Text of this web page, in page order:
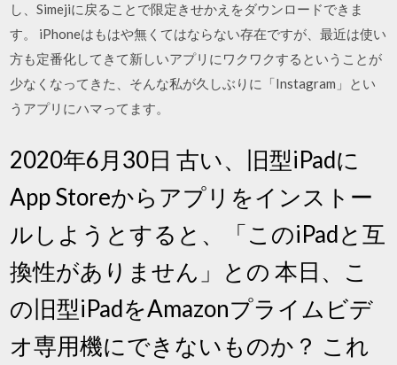
し、Simejiに戻ることで限定きせかえをダウンロードできま
す。 iPhoneはもはや無くてはならない存在ですが、最近は使い
方も定番化してきて新しいアプリにワクワクするということが
少なくなってきた、そんな私が久しぶりに「Instagram」とい
うアプリにハマってます。
2020年6月30日 古い、旧型iPadに
App Storeからアプリをインストー
ルしようとすると、「このiPadと互
換性がありません」との 本日、こ
の旧型iPadをAmazonプライムビデ
オ専用機にできないものか？ これ